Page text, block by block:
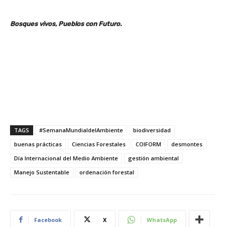
Bosques vivos, Pueblos con Futuro.
TAGS #SemanaMundialdelAmbiente
biodiversidad
buenas prácticas
Ciencias Forestales COIFORM
desmontes
Día Internacional del Medio Ambiente
gestión ambiental
Manejo Sustentable
ordenación forestal
Facebook X WhatsApp